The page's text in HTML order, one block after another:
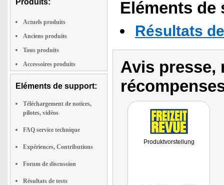
Produits:
Actuels produits
Anciens produits
Tous produits
Accessoires produits
Eléments de support:
Téléchargement de notices,
pilotes, vidéos
FAQ service technique
Expériences, Contributions
Forum de discussion
Résultats de tests
Eléments
Résultats
Avis presse,
Produktvorstellung